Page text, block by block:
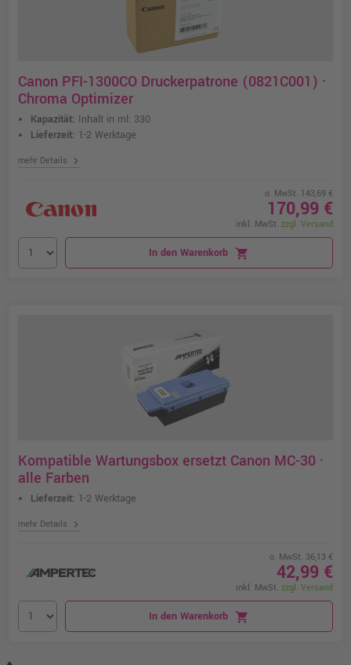
Canon PFI-1300CO Druckerpatrone (0821C001) ·
Chroma Optimizer
Kapazität: Inhalt in ml: 330
Lieferzeit: 1-2 Werktage
mehr Details chevron_right
o. MwSt. 143,69 €
170,99 €
inkl. MwSt. zzgl. Versand
In den Warenkorb shopping_cart
Kompatible Wartungsbox ersetzt Canon MC-30 ·
alle Farben
Lieferzeit: 1-2 Werktage
mehr Details chevron_right
o. MwSt. 36,13 €
42,99 €
inkl. MwSt. zzgl. Versand
In den Warenkorb shopping_cart